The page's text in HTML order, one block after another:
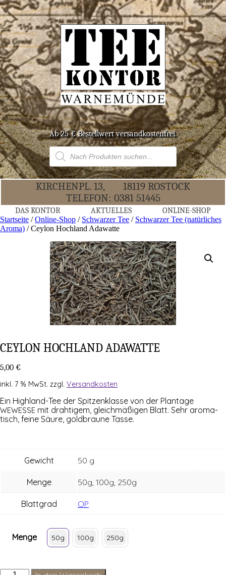
Ab 25 € Bestell­wert versandkostenfrei.
Products
search
KIR­CHEN­PL. 13,
18119 ROS­TOCK
TELE­FON: 0381 51445
DAS KON­TOR AKTU­EL­LES ONLINE-SHOP
Startseite /Online-Shop / Schwarzer Tee / Schwarzer Tee (natürliches
Aroma) / Cey­lon Hoch­land Adawatte
CEY­LON HOCH­LAND ADAWATTE
5,00 €
inkl. 7 % MwSt. zzgl. Versandkosten
Ein High­land-Tee der Spit­zen­klas­se von der Plan­ta­ge
WEWESSE mit drah­ti­gem, gleich­mä­ßi­gen Blatt. Sehr aro­ma­
tisch, fei­ne Säu­re, gold­brau­ne Tasse.
Gewicht 50 g
Menge 50g, 100g, 250g
Blattgrad OP
Menge 50g 100g 250g
Ceylon